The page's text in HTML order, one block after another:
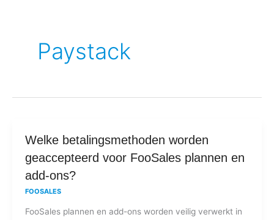
Paystack
Welke betalingsmethoden worden
geaccepteerd voor FooSales plannen en
add-ons?
FOOSALES
FooSales plannen en add-ons worden veilig verwerkt in
Welke
betalingsmethoden
worden
FooSales